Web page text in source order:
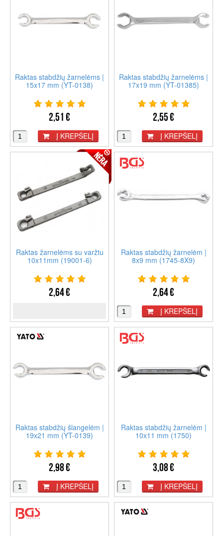
Raktas stabdžių žarnelėms |
15x17 mm (YT-0138)
2,51 €
Į KREPŠELĮ
Raktas stabdžių žarnelėms |
17x19 mm (YT-01385)
2,55 €
Į KREPŠELĮ
Raktas žarnelėms su varžtu
10x11mm (19001-6)
2,64 €
Raktas stabdžių žarnelėm |
8x9 mm (1745-8X9)
2,64 €
Į KREPŠELĮ
Raktas stabdžių šlangelėm |
19x21 mm (YT-0139)
2,98 €
Į KREPŠELĮ
Raktas stabdžių žarnelėm |
10x11 mm (1750)
3,08 €
Į KREPŠELĮ